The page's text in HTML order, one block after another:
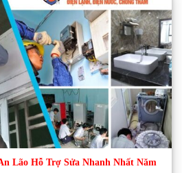
Lão Hỗ Trợ Sửa Nhanh Nhất Năm